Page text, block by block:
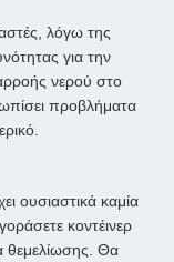
λόγω της
για την
νερού στο
προβλήματα
ουσιαστικά καμία
κοντέινερ
θεμελίωσης. Θα